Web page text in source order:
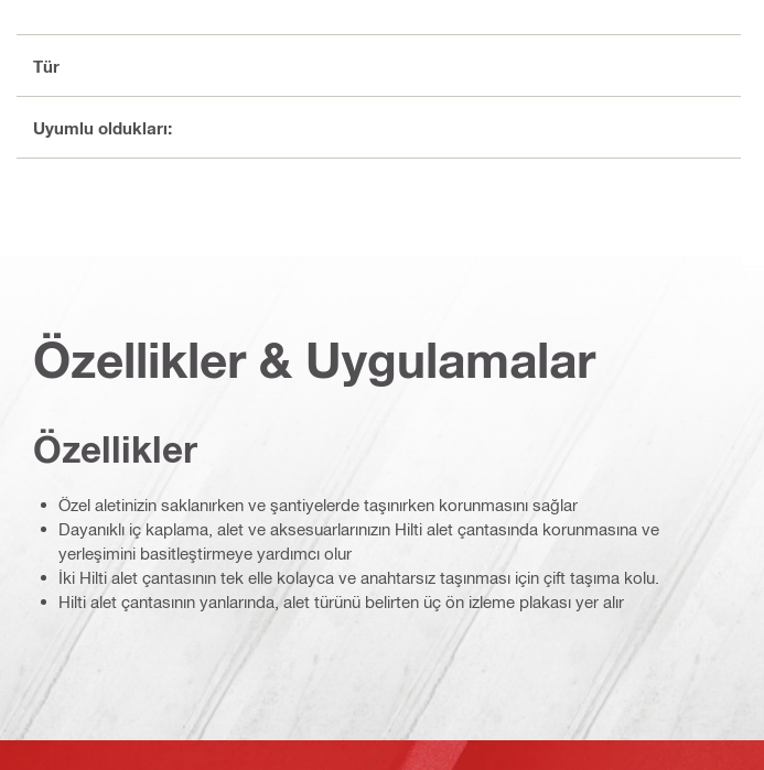
Tür
Uyumlu oldukları:
Özellikler & Uygulamalar
Özellikler
Özel aletinizin saklanırken ve şantiyelerde taşınırken korunmasını sağlar
Dayanıklı iç kaplama, alet ve aksesuarlarınızın Hilti alet çantasında korunmasına ve
yerleşimini basitleştirmeye yardımcı olur
İki Hilti alet çantasının tek elle kolayca ve anahtarsız taşınması için çift taşıma kolu.
Hilti alet çantasının yanlarında, alet türünü belirten üç ön izleme plakası yer alır